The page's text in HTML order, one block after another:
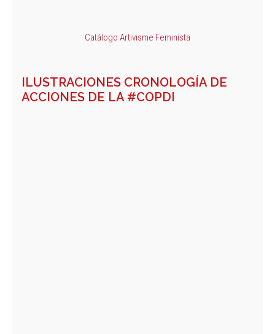
Catálogo Artivisme Feminista
ILUSTRACIONES CRONOLOGÍA DE
ACCIONES DE LA #COPDI